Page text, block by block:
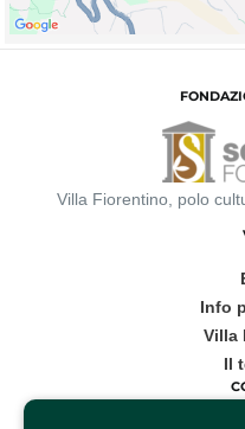
Villa Fiorentino, polo
Info
Villa
Il